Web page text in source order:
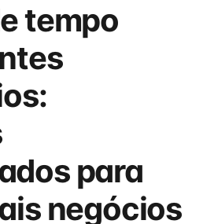
tempo
para
negócios